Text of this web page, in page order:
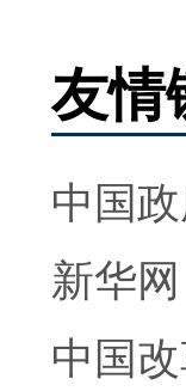
友情
中国
新华网
中国